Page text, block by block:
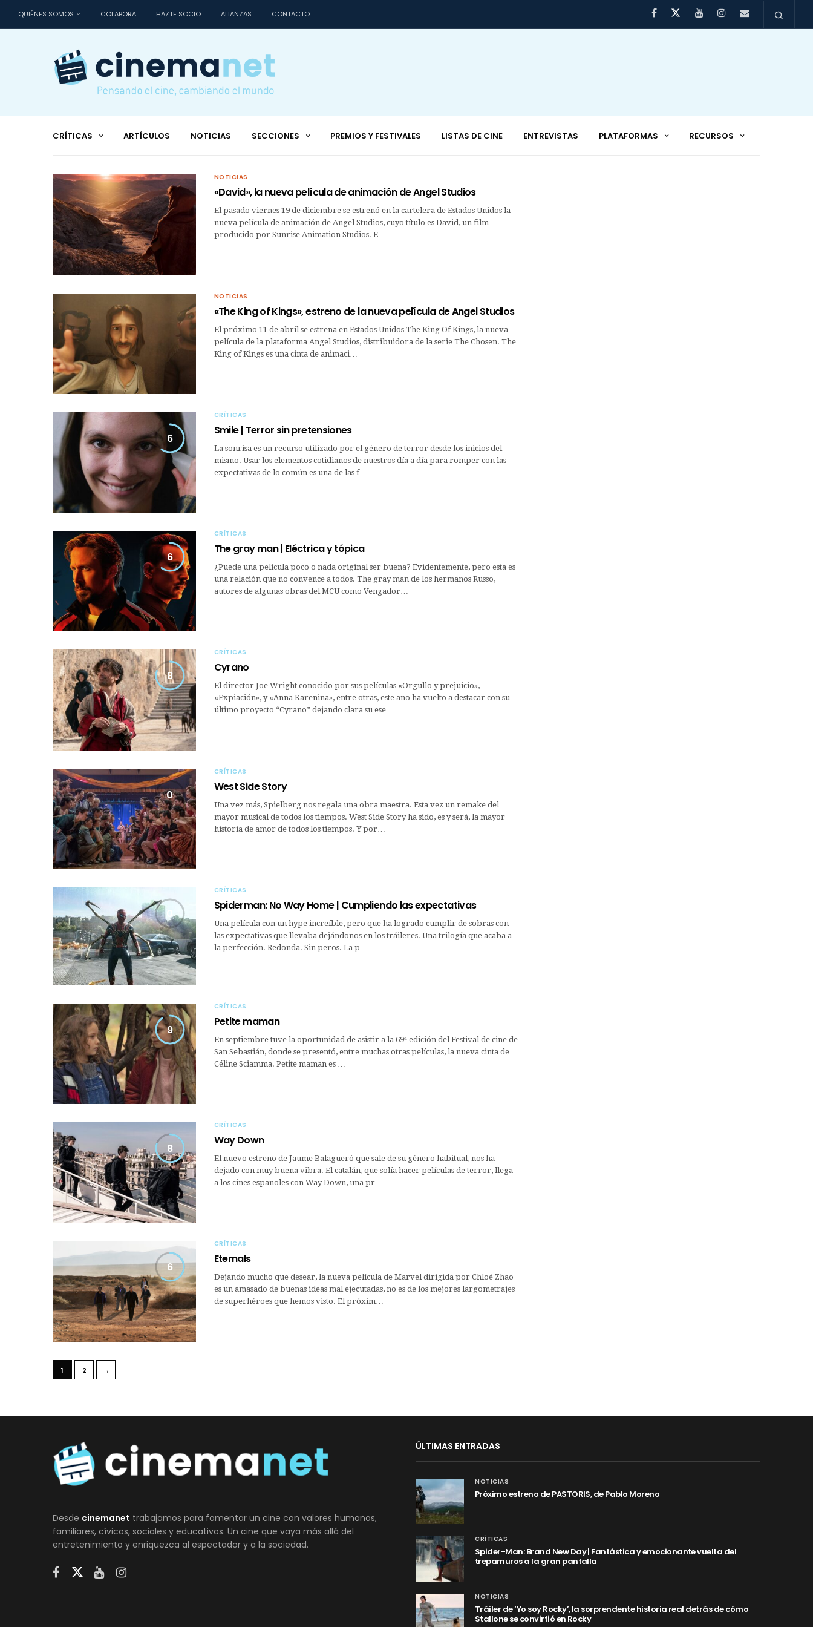
QUIÉNES SOMOS COLABORA HAZTE SOCIO ALIANZAS CONTACTO
CRÍTICAS ARTÍCULOS NOTICIAS SECCIONES PREMIOS Y FESTIVALES LISTAS DE CINE ENTREVISTAS PLATAFORMAS RECURSOS
NOTICIAS
«David», la nueva película de animación de Angel Studios
El pasado viernes 19 de diciembre se estrenó en la cartelera de Estados Unidos la
nueva película de animación de Angel Studios, cuyo título es David, un film
producido por Sunrise Animation Studios. E…
NOTICIAS
«The King of Kings», estreno de la nueva película de Angel Studios
El próximo 11 de abril se estrena en Estados Unidos The King Of Kings, la nueva
película de la plataforma Angel Studios, distribuidora de la serie The Chosen. The
King of Kings es una cinta de animaci…
6
CRÍTICAS
Smile | Terror sin pretensiones
La sonrisa es un recurso utilizado por el género de terror desde los inicios del
mismo. Usar los elementos cotidianos de nuestros día a día para romper con las
expectativas de lo común es una de las f…
6
CRÍTICAS
The gray man | Eléctrica y tópica
¿Puede una película poco o nada original ser buena? Evidentemente, pero esta es
una relación que no convence a todos. The gray man de los hermanos Russo,
autores de algunas obras del MCU como Vengador…
8
CRÍTICAS
Cyrano
El director Joe Wright conocido por sus películas «Orgullo y prejuicio»,
«Expiación», y «Anna Karenina», entre otras, este año ha vuelto a destacar con su
último proyecto “Cyrano” dejando clara su ese…
0
CRÍTICAS
West Side Story
Una vez más, Spielberg nos regala una obra maestra. Esta vez un remake del
mayor musical de todos los tiempos. West Side Story ha sido, es y será, la mayor
historia de amor de todos los tiempos. Y por…
0
CRÍTICAS
Spiderman: No Way Home | Cumpliendo las expectativas
Una película con un hype increíble, pero que ha logrado cumplir de sobras con
las expectativas que llevaba dejándonos en los tráileres. Una trilogía que acaba a
la perfección. Redonda. Sin peros. La p…
9
CRÍTICAS
Petite maman
En septiembre tuve la oportunidad de asistir a la 69ª edición del Festival de cine de
San Sebastián, donde se presentó, entre muchas otras películas, la nueva cinta de
Céline Sciamma. Petite maman es …
8
CRÍTICAS
Way Down
El nuevo estreno de Jaume Balagueró que sale de su género habitual, nos ha
dejado con muy buena vibra. El catalán, que solía hacer películas de terror, llega
a los cines españoles con Way Down, una pr…
6
CRÍTICAS
Eternals
Dejando mucho que desear, la nueva película de Marvel dirigida por Chloé Zhao
es un amasado de buenas ideas mal ejecutadas, no es de los mejores largometrajes
de superhéroes que hemos visto. El próxim…
1 2 →
Desde cinemanet trabajamos para fomentar un cine con valores humanos,
familiares, cívicos, sociales y educativos. Un cine que vaya más allá del
entretenimiento y enriquezca al espectador y a la sociedad.
ÚLTIMAS ENTRADAS
NOTICIAS
Próximo estreno de PASTORIS, de Pablo Moreno
CRÍTICAS
Spider-Man: Brand New Day | Fantástica y emocionante vuelta del
trepamuros a la gran pantalla
NOTICIAS
Tráiler de ‘Yo soy Rocky’, la sorprendente historia real detrás de cómo
Stallone se convirtió en Rocky